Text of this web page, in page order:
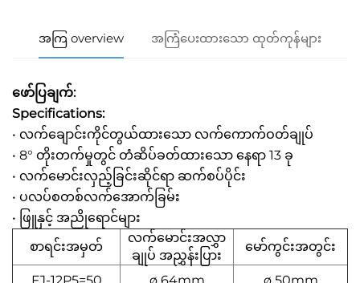
အကြ overview အကြံပေးထားသော ထုတ်ကုန်များ
ဖော်ပြချက်:
Specifications:
• လက်ချောင်းကိုင်တွယ်ထားသော လက်ကောက်ဝတ်ချုပ်
• 8° တိုးတက်မှုတွင် တံဆိပ်ခတ်ထားသော နေရာ 13 ခု
• လက်မောင်းလှည့်ခြင်းဆိုင်ရာ ဆက်စပ်ပိုင်း
• ပလပ်စတစ်လက်အောက်ခြမ်း
• ဖြူနှင့် အညိုရောင်များ
စာရင်းအမှတ်
လက်မောင်းအလွှာ
ချုပ် အညွှန်းပြား
မော်ကွင်းအတွင်း
FJ-12P5=50 ø 64mm ø 50mm